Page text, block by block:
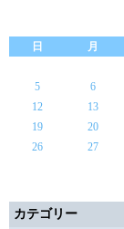
日
月
5
6
12
13
19
20
26
27
カテゴリー